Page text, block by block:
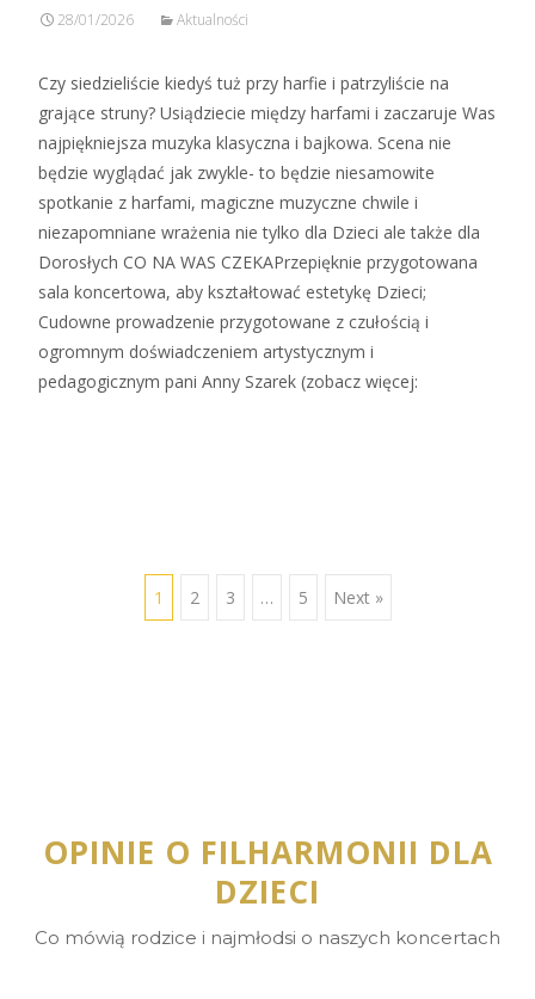
28/01/2026 Aktualności
Czy siedzieliście kiedyś tuż przy harfie i patrzyliście na
grające struny? Usiądziecie między harfami i zaczaruje Was
najpiękniejsza muzyka klasyczna i bajkowa. Scena nie
będzie wyglądać jak zwykle- to będzie niesamowite
spotkanie z harfami, magiczne muzyczne chwile i
niezapomniane wrażenia nie tylko dla Dzieci ale także dla
Dorosłych CO NA WAS CZEKAPrzepięknie przygotowana
sala koncertowa, aby kształtować estetykę Dzieci;
Cudowne prowadzenie przygotowane z czułością i
ogromnym doświadczeniem artystycznym i
pedagogicznym pani Anny Szarek (zobacz więcej:
1 2 3 … 5 Next »
OPINIE O FILHARMONII DLA
DZIECI
Co mówią rodzice i najmłodsi o naszych koncertach